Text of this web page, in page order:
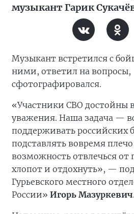
музыкант Гарик
Музыкант встретился с
ними, ответил на вопросы,
сфотографировался.
«Участники СВО достойны
уважения. Наша задача —
поддерживать российских
подставлять вовремя
возможность отвлечься от
хлопот и отдохнуть», —
Гурьевского местного
России» Игорь Мазуркевич.